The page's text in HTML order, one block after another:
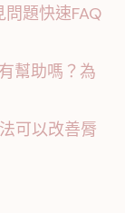
題快速FAQ
幫助嗎？為
可以改善脣